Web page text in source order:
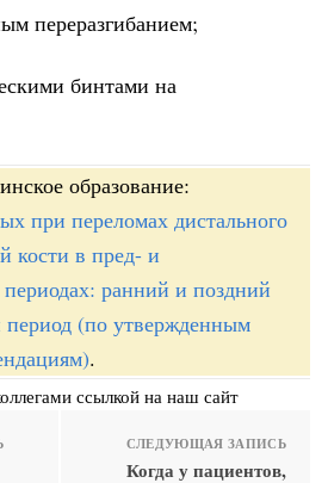
переразгибанием;
бинтами на
образование:
при переломах дистального
кости в пред- и
ранний и поздний
(по утвержденным
.
ссылкой на наш сайт
СЛЕДУЮЩАЯ ЗАПИСЬ
Когда у пациентов,